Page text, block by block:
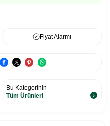
Fiyat Alarmı
Bu Kategorinin
Tüm Ürünleri